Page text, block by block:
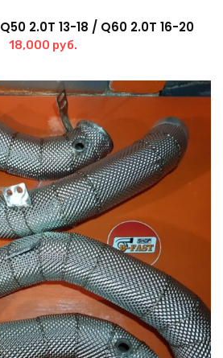
2.0T 13-18 / Q60 2.0T 16-20
18,000 руб.